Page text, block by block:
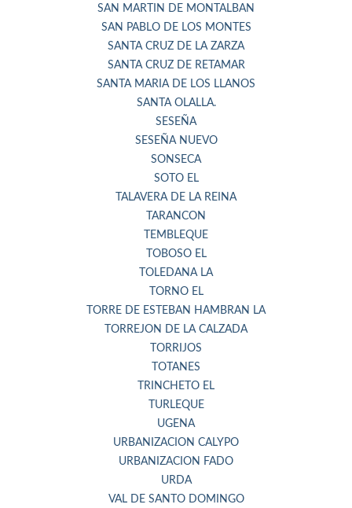
SAN MARTIN DE MONTALBAN
SAN PABLO DE LOS MONTES
SANTA CRUZ DE LA ZARZA
SANTA CRUZ DE RETAMAR
SANTA MARIA DE LOS LLANOS
SANTA OLALLA.
SESEÑA
SESEÑA NUEVO
SONSECA
SOTO EL
TALAVERA DE LA REINA
TARANCON
TEMBLEQUE
TOBOSO EL
TOLEDANA LA
TORNO EL
TORRE DE ESTEBAN HAMBRAN LA
TORREJON DE LA CALZADA
TORRIJOS
TOTANES
TRINCHETO EL
TURLEQUE
UGENA
URBANIZACION CALYPO
URBANIZACION FADO
URDA
VAL DE SANTO DOMINGO